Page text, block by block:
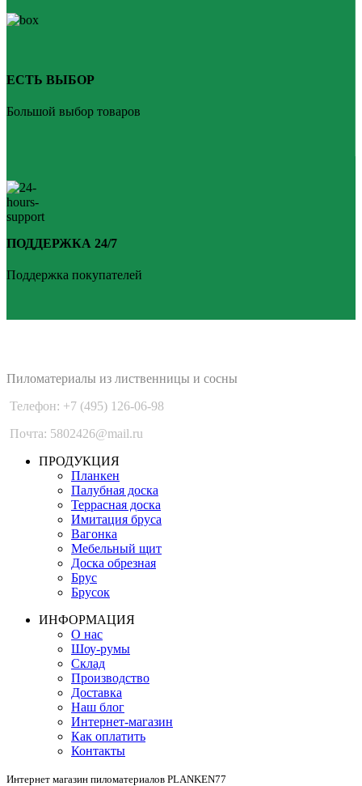
ЕСТЬ ВЫБОР
Большой выбор товаров
ПОДДЕРЖКА 24/7
Поддержка покупателей
Пиломатериалы из лиственницы и сосны
Телефон: +7 (495) 126-06-98
Почта: 5802426@mail.ru
ПРОДУКЦИЯ
Планкен
Палубная доска
Террасная доска
Имитация бруса
Вагонка
Мебельный щит
Доска обрезная
Брус
Брусок
ИНФОРМАЦИЯ
О нас
Шоу-румы
Склад
Производство
Доставка
Наш блог
Интернет-магазин
Как оплатить
Контакты
Интернет магазин пиломатериалов PLANKEN77